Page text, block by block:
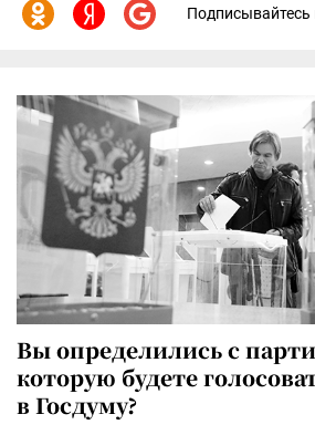
Вы определились с
которую будете
в Госдуму?